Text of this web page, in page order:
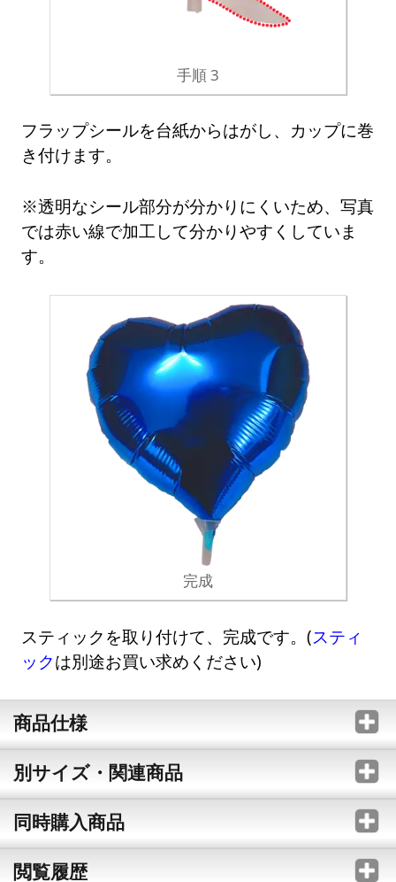
手順 3
フラップシールを台紙からはがし、カップに巻
き付けます。
※透明なシール部分が分かりにくいため、写真
では赤い線で加工して分かりやすくしていま
す。
完成
スティックを取り付けて、完成です。(スティ
ックは別途お買い求めください)
商品仕様
別サイズ・関連商品
同時購入商品
閲覧履歴